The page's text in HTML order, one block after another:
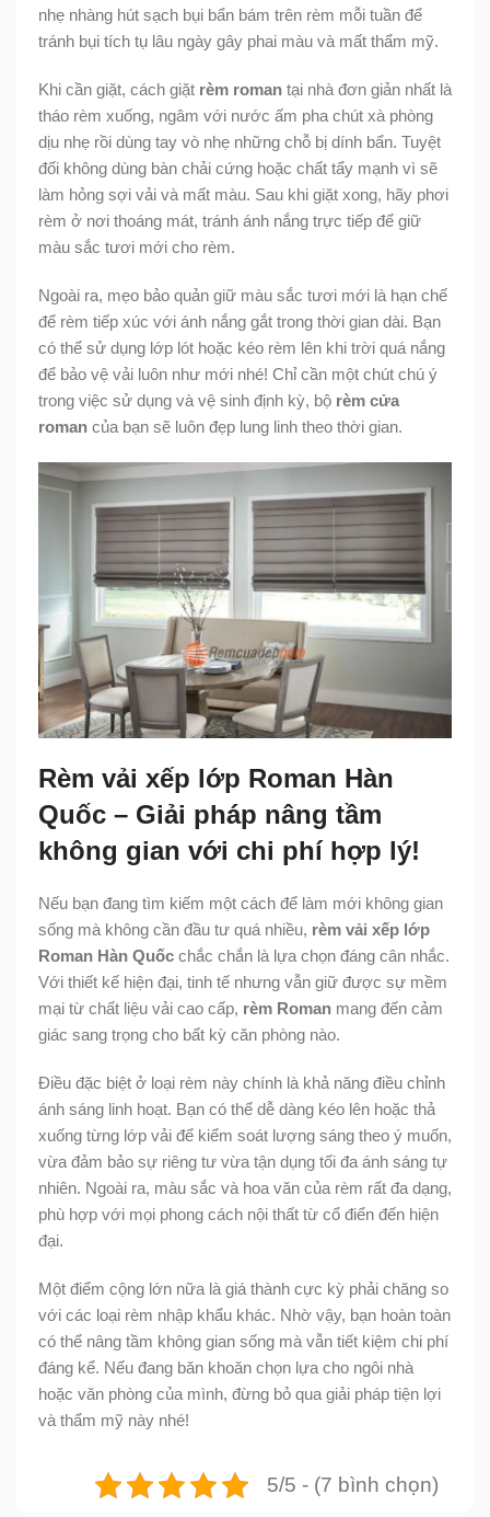
nhẹ nhàng hút sạch bụi bẩn bám trên rèm mỗi tuần để
tránh bụi tích tụ lâu ngày gây phai màu và mất thẩm mỹ.
Khi cần giặt, cách giặt rèm roman tại nhà đơn giản nhất là
tháo rèm xuống, ngâm với nước ấm pha chút xà phòng
dịu nhẹ rồi dùng tay vò nhẹ những chỗ bị dính bẩn. Tuyệt
đối không dùng bàn chải cứng hoặc chất tẩy mạnh vì sẽ
làm hỏng sợi vải và mất màu. Sau khi giặt xong, hãy phơi
rèm ở nơi thoáng mát, tránh ánh nắng trực tiếp để giữ
màu sắc tươi mới cho rèm.
Ngoài ra, mẹo bảo quản giữ màu sắc tươi mới là hạn chế
để rèm tiếp xúc với ánh nắng gắt trong thời gian dài. Bạn
có thể sử dụng lớp lót hoặc kéo rèm lên khi trời quá nắng
để bảo vệ vải luôn như mới nhé! Chỉ cần một chút chú ý
trong việc sử dụng và vệ sinh định kỳ, bộ rèm cửa
roman của bạn sẽ luôn đẹp lung linh theo thời gian.
Rèm vải xếp lớp Roman Hàn
Quốc – Giải pháp nâng tầm
không gian với chi phí hợp lý!
Nếu bạn đang tìm kiếm một cách để làm mới không gian
sống mà không cần đầu tư quá nhiều, rèm vải xếp lớp
Roman Hàn Quốc chắc chắn là lựa chọn đáng cân nhắc.
Với thiết kế hiện đại, tinh tế nhưng vẫn giữ được sự mềm
mại từ chất liệu vải cao cấp, rèm Roman mang đến cảm
giác sang trọng cho bất kỳ căn phòng nào.
Điều đặc biệt ở loại rèm này chính là khả năng điều chỉnh
ánh sáng linh hoạt. Bạn có thể dễ dàng kéo lên hoặc thả
xuống từng lớp vải để kiểm soát lượng sáng theo ý muốn,
vừa đảm bảo sự riêng tư vừa tận dụng tối đa ánh sáng tự
nhiên. Ngoài ra, màu sắc và hoa văn của rèm rất đa dạng,
phù hợp với mọi phong cách nội thất từ cổ điển đến hiện
đại.
Một điểm cộng lớn nữa là giá thành cực kỳ phải chăng so
với các loại rèm nhập khẩu khác. Nhờ vậy, bạn hoàn toàn
có thể nâng tầm không gian sống mà vẫn tiết kiệm chi phí
đáng kể. Nếu đang băn khoăn chọn lựa cho ngôi nhà
hoặc văn phòng của mình, đừng bỏ qua giải pháp tiện lợi
và thẩm mỹ này nhé!
5/5 - (7 bình chọn)